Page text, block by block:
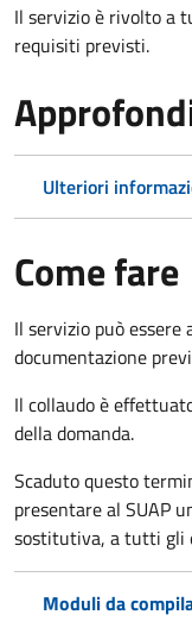
Il servizio è rivolto a
requisiti previsti.
Ulteriori
Come fare
Il servizio può
documentazione
Il collaudo è
della domanda.
Scaduto questo
presentare al SUAP
sostitutiva, a tutti gli
Moduli da